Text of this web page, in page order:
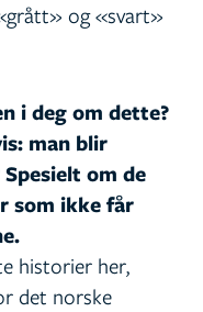
og «svart»
i deg om dette?
man blir
om de
som ikke får
historier her,
det norske